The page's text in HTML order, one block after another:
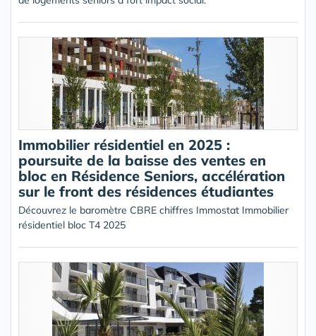
Immobilier résidentiel en 2025 :
poursuite de la baisse des ventes en
bloc en Résidence Seniors, accélération
sur le front des résidences étudiantes
Découvrez le baromètre CBRE chiffres Immostat Immobilier
résidentiel bloc T4 2025